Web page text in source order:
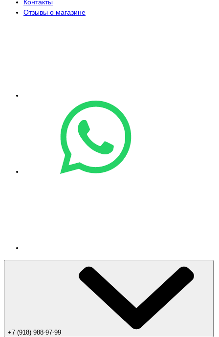
Контакты
Отзывы о магазине
+7 (918) 988-97-99